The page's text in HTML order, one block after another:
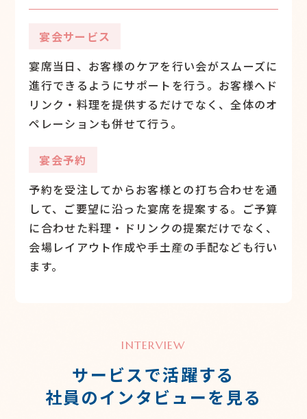
宴会サービス
宴席当日、お客様のケアを行い会がスムーズに
進行できるようにサポートを行う。お客様へド
リンク・料理を提供するだけでなく、全体のオ
ペレーションも併せて行う。
宴会予約
予約を受注してからお客様との打ち合わせを通
して、ご要望に沿った宴席を提案する。ご予算
に合わせた料理・ドリンクの提案だけでなく、
会場レイアウト作成や手土産の手配なども行い
ます。
INTERVIEW
サービスで活躍する
社員のインタビューを見る